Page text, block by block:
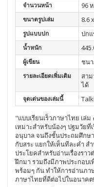
จำนวนหน้า 96
ขนาดรูปเล่ม 8.6
รูปแบบปก ปก
น้ำหนัก
ผู้เขียน ชน
รายละเอียดเพิ่มเติม
สา
ได้
จุดเด่นของเล่มนี้
"แบบเรียนเร็วภาษาไทย เล่
เหมาะสำหรับน้องๆ ปฐมวัยที่
อนุบาล จนถึงชั้นประถมศึกษ
กับสระ แยกให้เห็นทีละคำ ส
ประโยคสำหรับอ่านเรื่องรา
ฝึกมา รวมถึงมีภาพประกอบเ
พร้อมๆ กัน ทำให้การอ่านภ
ภาษาไทยที่ดีต่อไปในอนาคต!